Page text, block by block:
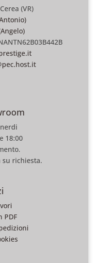
(VR)
18:00
su richiesta.
PDF